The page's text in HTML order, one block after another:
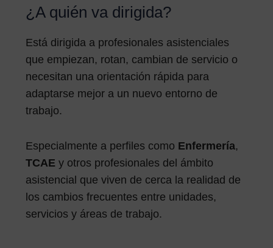
¿A quién va dirigida?
Está dirigida a profesionales asistenciales
que empiezan, rotan, cambian de servicio o
necesitan una orientación rápida para
adaptarse mejor a un nuevo entorno de
trabajo.
Especialmente a perfiles como Enfermería,
TCAE y otros profesionales del ámbito
asistencial que viven de cerca la realidad de
los cambios frecuentes entre unidades,
servicios y áreas de trabajo.